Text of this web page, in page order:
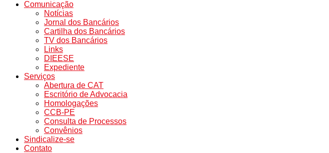
Comunicação
Notícias
Jornal dos Bancários
Cartilha dos Bancários
TV dos Bancários
Links
DIEESE
Expediente
Serviços
Abertura de CAT
Escritório de Advocacia
Homologações
CCB-PE
Consulta de Processos
Convênios
Sindicalize-se
Contato